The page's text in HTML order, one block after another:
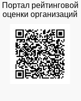
Портал рейтинговой
оценки организаций